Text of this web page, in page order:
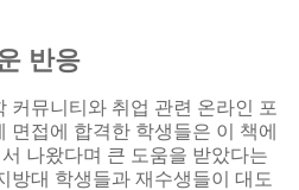
반응
커뮤니티와 취업 관련 온라인 포
면접에 합격한 학생들은 이 책에
나왔다며 큰 도움을 받았다는
방대 학생들과 재수생들이 대도